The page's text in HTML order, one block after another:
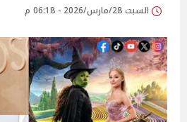
السبت 28/مارس/2026 - 06:18 م